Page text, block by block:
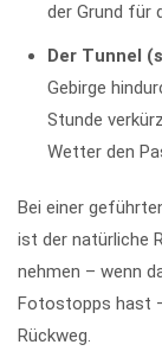
der Grund für
Der Tunnel
Gebirge
Stunde
Wetter den
Bei einer
ist der natürliche
nehmen – wenn
Fotostopps hast
Rückweg.